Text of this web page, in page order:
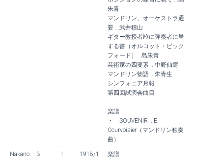
朱青
マンドリン、オーケストラ通
要 ...武井積山
ギター教授者竝に彈奏者に呈
する書（オルコット・ビック
フォード）...島朱青
芸術家の四要素 ...中野仙壽
マンドリン物語 ...朱青生
シンフォニア月報
第四回試演会曲目
楽譜
・ SOUVENIR ...E.
Courvoisier（マンドリン独奏
曲）
Nakano 3 1 1918/1
楽譜